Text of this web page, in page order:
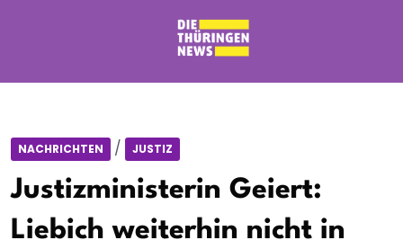
NACHRICHTEN / JUSTIZ
Justizministerin Geiert:
Liebich weiterhin nicht in